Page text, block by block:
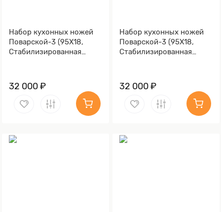
Набор кухонных ножей
Поварской-3 (95Х18,
Стабилизированная
32 000 ₽
Набор кухонных ножей
Поварской-3 (95Х18,
Стабилизированная
32 000 ₽